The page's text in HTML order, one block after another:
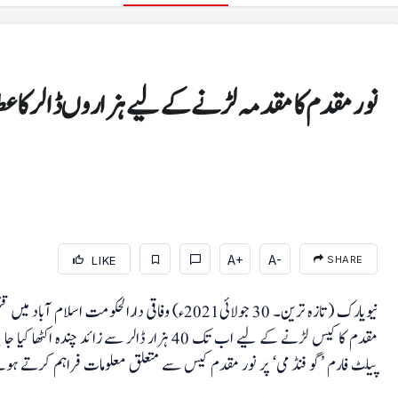
نور مقدم کا مقدمہ لڑنے کے لیے ہزاروں ڈالر کا
LIKE A+ A- SHARE
نیویارک (تازہ ترین۔ 30 جولائی2021ء) وفاقی
مقدم کا کیس لڑنے کے لیے اب تک 40 ہزار
پیلٹ فارم ’گو فنڈ می‘ پر نور مقدم کیس سے متعلق معلومات فراہم
سرد موسم نے میرا جسم اکڑ کر رکھ دیا جس کی وجہ سے
کارکردگی نہیں دکھا سکا: ارشد